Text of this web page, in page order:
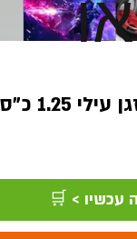
עכשיו > 🛒